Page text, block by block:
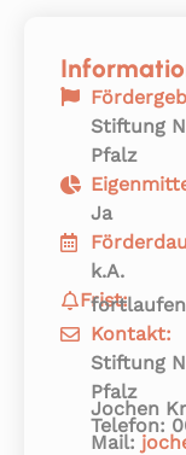
Stiftung
Pfalz
Ja
k.A.
Frist:
Kontakt:
Stiftung
Pfalz
Jochen
Telefon:
Mail: